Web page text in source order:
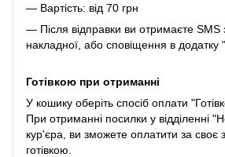
— Вартість: від 70 грн
— Після відправки ви отримаєте
накладної, або сповіщення в
Готівкою при отриманні
У кошику оберіть спосіб оплати
При отриманні посилки у відділенні
кур'єра, ви зможете оплатити за своє
готівкою.